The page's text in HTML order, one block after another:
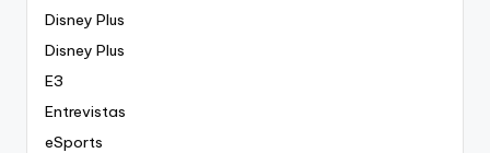
Disney Plus
Disney Plus
E3
Entrevistas
eSports